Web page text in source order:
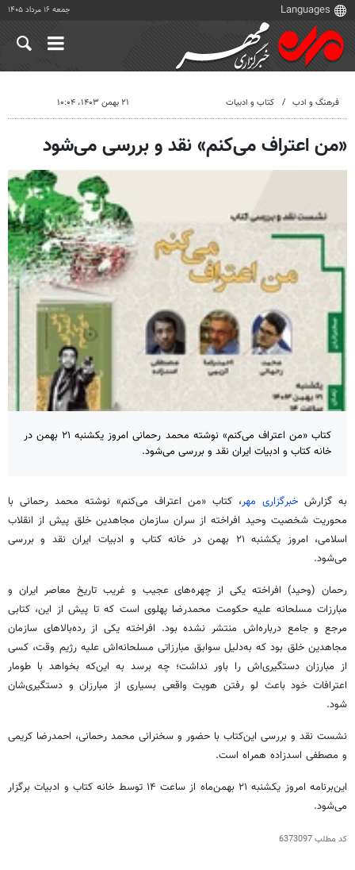
جمعه ۱۶ مرداد ۱۴۰۵
فرهنگ و ادب کتاب و ادبیات ۲۱ بهمن ۱۴۰۳، ۱۰:۰۴
«من اعتراف می‌کنم» نقد و بررسی می‌شود
کتاب «من اعتراف می‌کنم» نوشته محمد رحمانی امروز یکشنبه ۲۱ بهمن‌ در
خانه کتاب و ادبیات ایران نقد و بررسی می‌شود.
به گزارش خبرگزاری مهر، کتاب «من اعتراف می‌کنم» نوشته محمد رحمانی با
محوریت شخصیت وحید افراخته از سران سازمان مجاهدین خلق پیش از انقلاب
اسلامی، امروز یکشنبه ۲۱ بهمن‌ در خانه کتاب و ادبیات ایران نقد و بررسی
می‌شود.
رحمان (وحید) افراخته یکی از چهره‌های عجیب و غریب تاریخ معاصر ایران و
مبارزات مسلحانه علیه حکومت محمدرضا پهلوی است که تا پیش از این، کتابی
مرجع و جامع درباره‌اش منتشر نشده بود. افراخته یکی از رده‌بالاهای سازمان
مجاهدین خلق بود که به‌دلیل سوابق مبارزاتی مسلحانه‌اش علیه رژیم وقت، کسی
از مبارزان دستگیری‌اش را باور نداشت؛ چه برسد به این‌که بخواهد با طومار
اعترافات خود باعث لو رفتن هویت واقعی بسیاری از مبارزان و دستگیری‌شان
شود.
نشست نقد و بررسی این‌کتاب با حضور و سخنرانی محمد رحمانی، احمدرضا کریمی
و مصطفی اسدزاده همراه است.
این‌برنامه امروز یکشنبه ۲۱ بهمن‌ماه از ساعت ۱۴ توسط خانه کتاب و ادبیات برگزار
می‌شود.
کد مطلب6373097